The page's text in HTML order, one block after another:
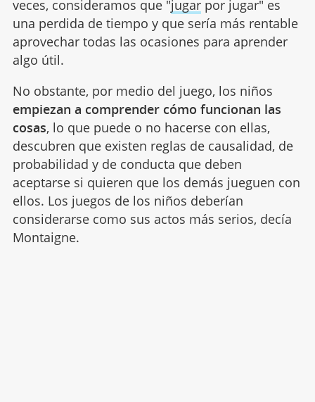
veces, consideramos que "jugarpor jugar" es
una perdida de tiempo y que sería más rentable
aprovechar todas las ocasiones para aprender
algo útil.
No obstante, por medio del juego, los niños
empiezan a comprender cómo funcionan las
cosas, lo que puede o no hacerse con ellas,
descubren que existen reglas de causalidad, de
probabilidad y de conducta que deben
aceptarse si quieren que los demás jueguen con
ellos. Los juegos de los niños deberían
considerarse como sus actos más serios, decía
Montaigne.